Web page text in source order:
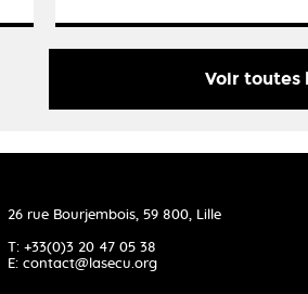
Voir toutes
26 rue Bourjembois, 59 800, Lille
T: +33(0)3 20 47 05 38
E: contact@lasecu.org